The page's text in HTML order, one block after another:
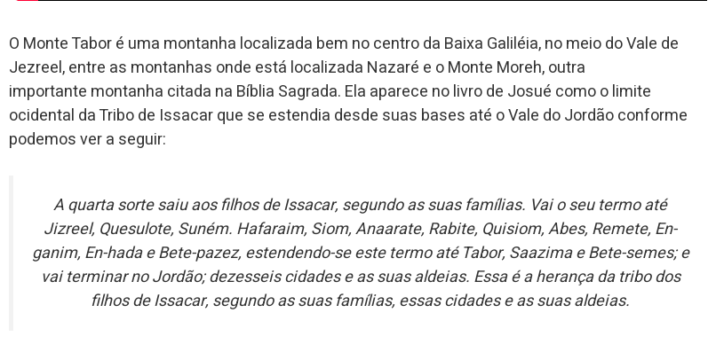
O Monte Tabor é uma montanha localizada bem no centro da Baixa Galiléia, no meio do Vale de
Jezreel, entre as montanhas onde está localizada Nazaré e o Monte Moreh, outra
importante montanha citada na Bíblia Sagrada. Ela aparece no livro de Josué como o limite
ocidental da Tribo de Issacar que se estendia desde suas bases até o Vale do Jordão conforme
podemos ver a seguir:
A quarta sorte saiu aos filhos de Issacar, segundo as suas famílias. Vai o seu termo até
Jizreel, Quesulote, Suném. Hafaraim, Siom, Anaarate, Rabite, Quisiom, Abes, Remete, En-
ganim, En-hada e Bete-pazez, estendendo-se este termo até Tabor, Saazima e Bete-semes; e
vai terminar no Jordão; dezesseis cidades e as suas aldeias. Essa é a herança da tribo dos
filhos de Issacar, segundo as suas famílias, essas cidades e as suas aldeias.